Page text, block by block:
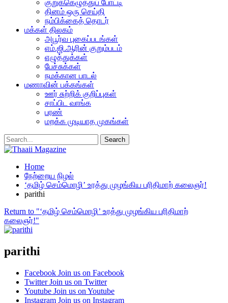
குறுக்கெழுத்துப் போட்டி
தினம் ஒரு செய்தி
நம்பிக்கைத் தொடர்
மக்கள் திலகம்
அபூர்வ புகைப்படங்கள்
எம்.ஜி.ஆரின் குறும்படம்
எழுத்துக்கள்
பேச்சுக்கள்
நமக்கான பாடல்
மணாவின் பக்கங்கள்
ஊர் சுற்றிக் குறிப்புகள்
சாப்பிட வாங்க
பரண்
மறக்க முடியாத முகங்கள்
Home
நேற்றைய நிழல்
‘தமிழ் செம்மொழி’ உரத்து முழங்கிய பரிதிமாற் கலைஞர்!
parithi
Return to "‘தமிழ் செம்மொழி’ உரத்து முழங்கிய பரிதிமாற்
கலைஞர்!"
parithi
Facebook Join us on Facebook
Twitter Join us on Twitter
Youtube Join us on Youtube
Instagram Join us on Instagram